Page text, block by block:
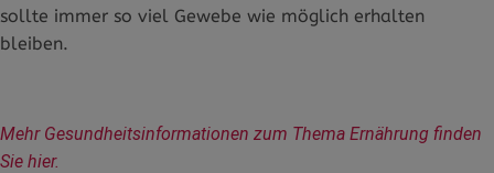
sollte immer so viel Gewebe wie möglich erhalten
bleiben.
Mehr Gesundheitsinformationen zum Thema Ernährung finden
Sie hier.